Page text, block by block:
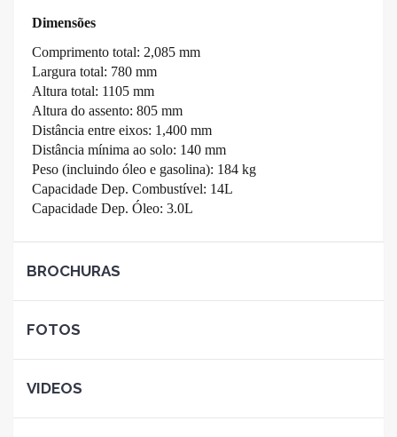
Dimensões
Comprimento total: 2,085 mm
Largura total: 780 mm
Altura total: 1105 mm
Altura do assento: 805 mm
Distância entre eixos: 1,400 mm
Distância mínima ao solo: 140 mm
Peso (incluindo óleo e gasolina): 184 kg
Capacidade Dep. Combustível: 14L
Capacidade Dep. Óleo: 3.0L
BROCHURAS
FOTOS
VIDEOS